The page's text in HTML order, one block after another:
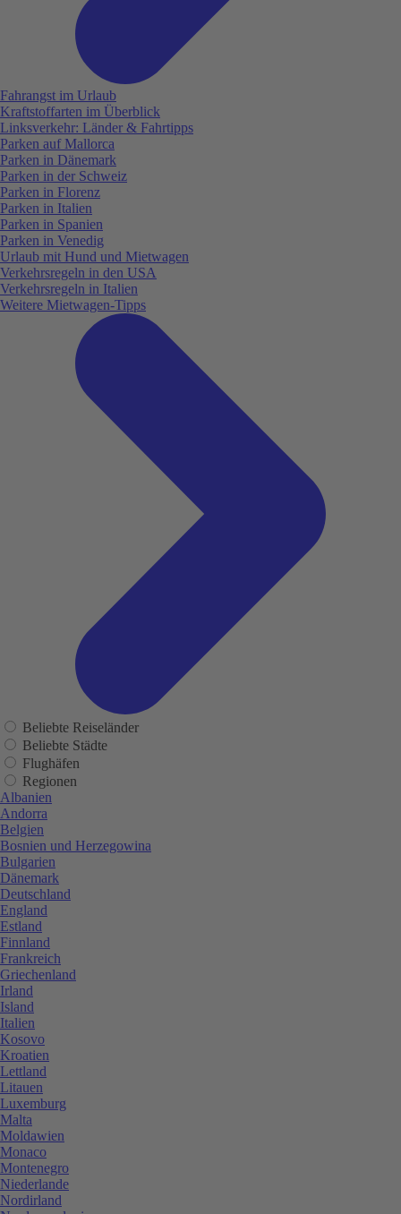
Fahrangst im Urlaub
Kraftstoffarten im Überblick
Linksverkehr: Länder & Fahrtipps
Parken auf Mallorca
Parken in Dänemark
Parken in der Schweiz
Parken in Florenz
Parken in Italien
Parken in Spanien
Parken in Venedig
Urlaub mit Hund und Mietwagen
Verkehrsregeln in den USA
Verkehrsregeln in Italien
Weitere Mietwagen-Tipps
Beliebte Reiseländer
Beliebte Städte
Flughäfen
Regionen
Albanien
Andorra
Belgien
Bosnien und Herzegowina
Bulgarien
Dänemark
Deutschland
England
Estland
Finnland
Frankreich
Griechenland
Irland
Island
Italien
Kosovo
Kroatien
Lettland
Litauen
Luxemburg
Malta
Moldawien
Monaco
Montenegro
Niederlande
Nordirland